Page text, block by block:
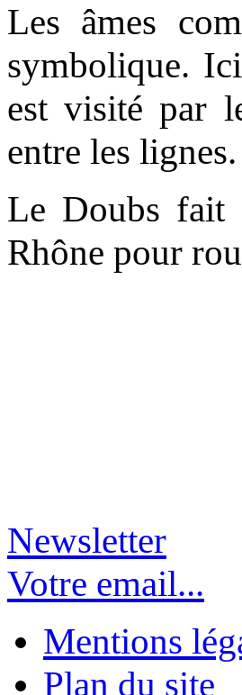
Les âmes
symbolique.
est visité par
entre les lignes.
Le Doubs fait
Rhône pour
Newsletter
Votre email...
Mentions
Plan du site